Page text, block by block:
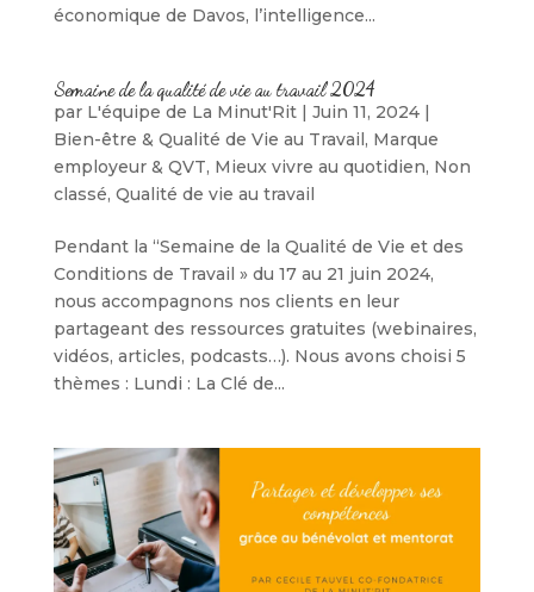
économique de Davos, l’intelligence...
Semaine de la qualité de vie au travail 2024
par L'équipe de La Minut'Rit| Juin 11, 2024|
Bien-être & Qualité de Vie au Travail, Marque
employeur & QVT, Mieux vivre au quotidien, Non
classé, Qualité de vie au travail
Pendant la “Semaine de la Qualité de Vie et des
Conditions de Travail » du 17 au 21 juin 2024,
nous accompagnons nos clients en leur
partageant des ressources gratuites (webinaires,
vidéos, articles, podcasts…). Nous avons choisi 5
thèmes : Lundi : La Clé de...